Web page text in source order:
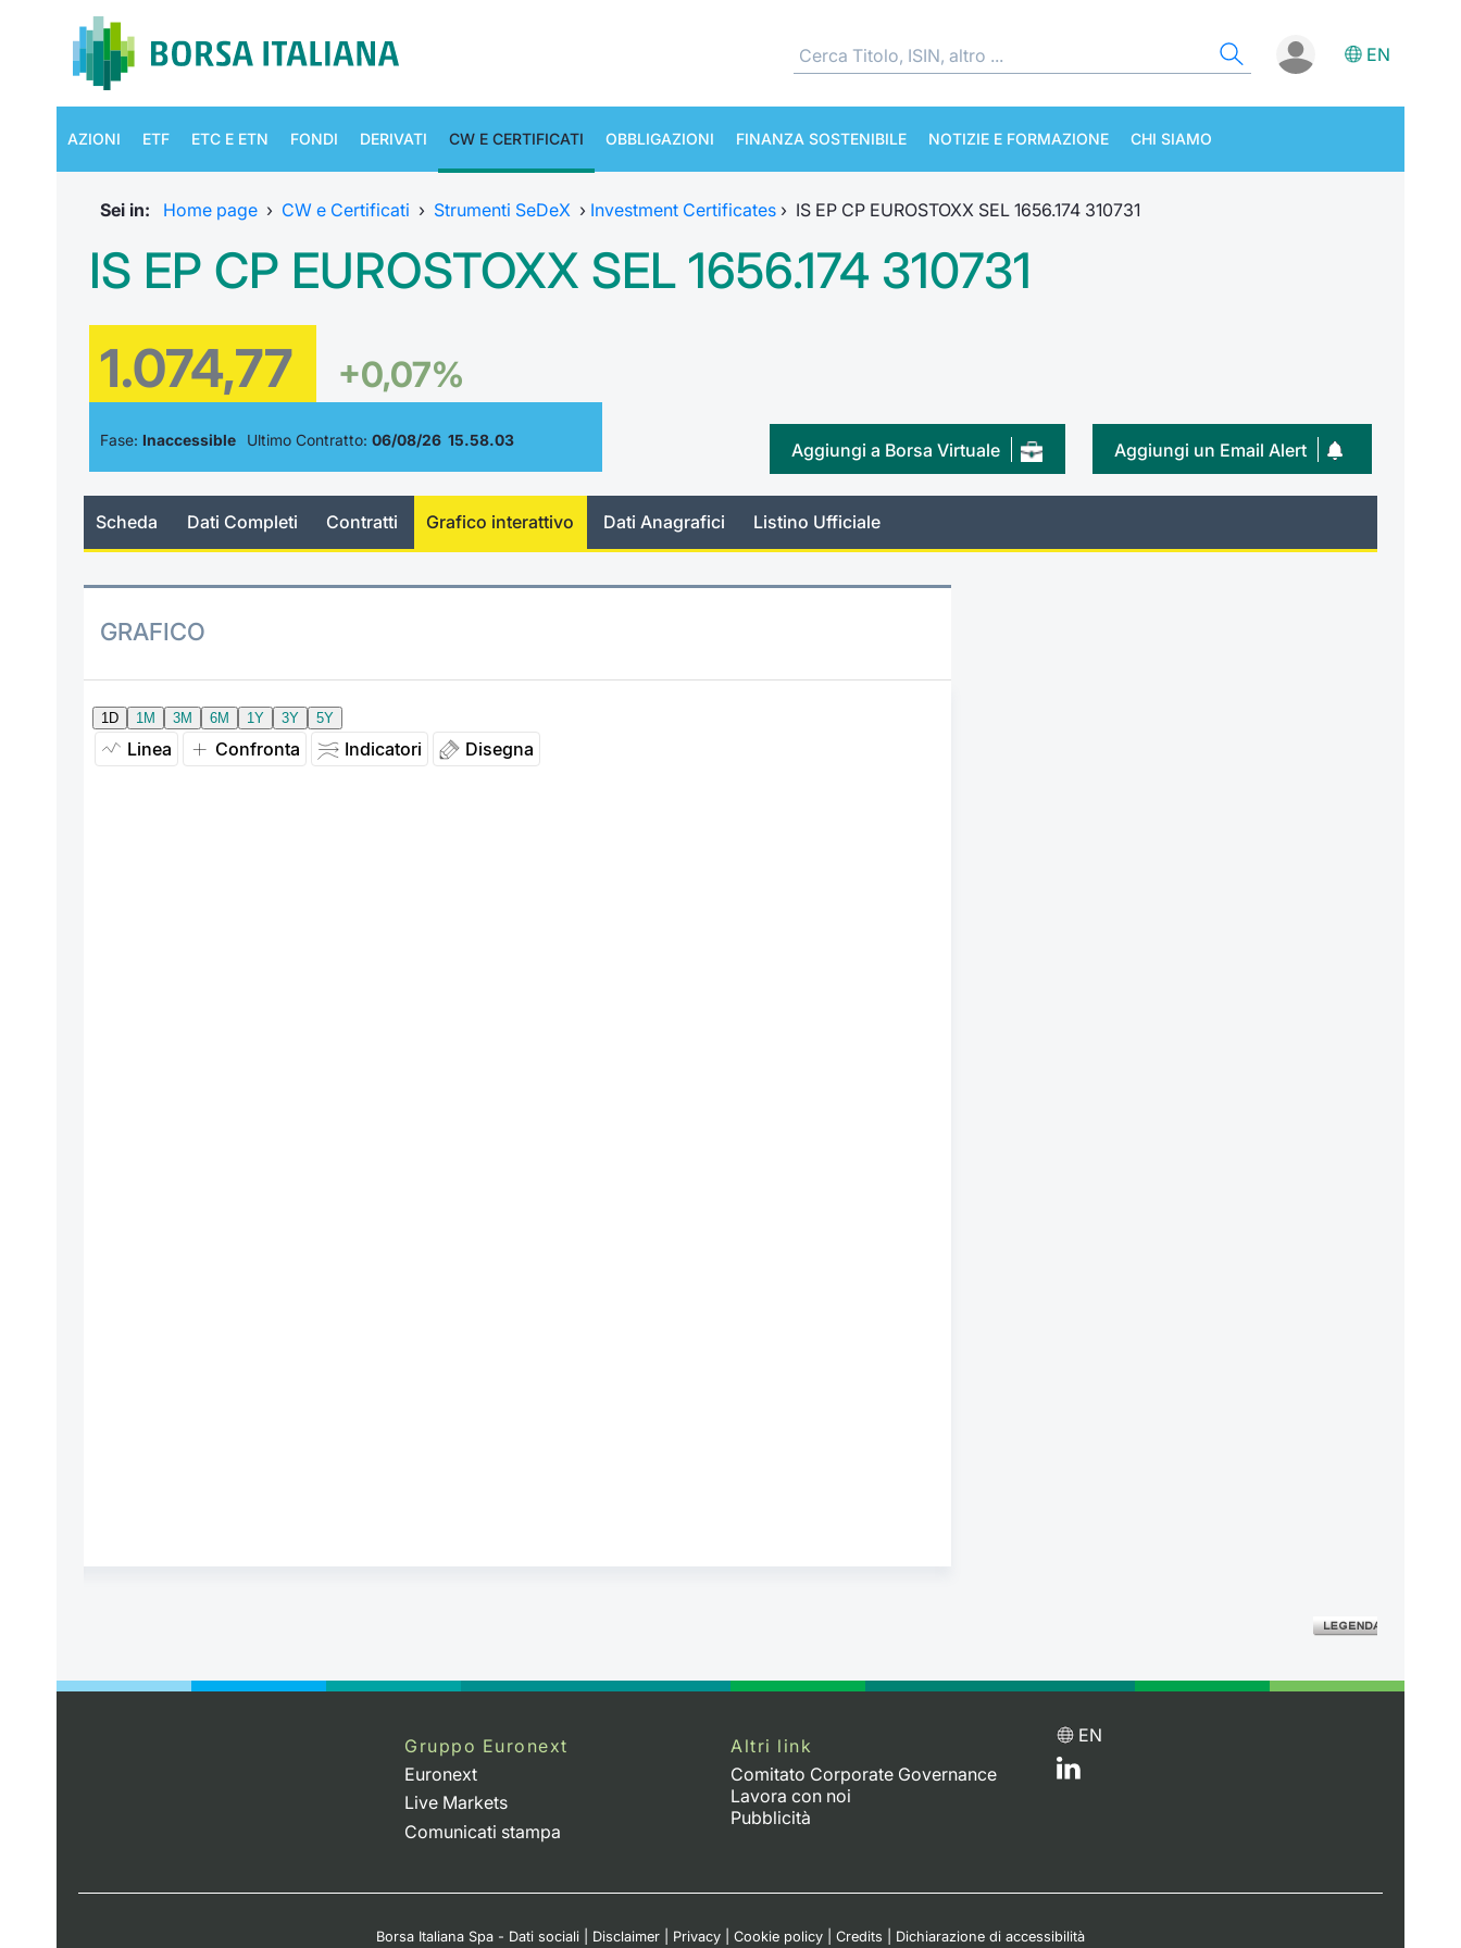
EN
AZIONI ETF ETC E ETN FONDI DERIVATI CW E CERTIFICATI OBBLIGAZIONI FINANZA SOSTENIBILE NOTIZIE E FORMAZIONE CHI SIAMO
Sei in: Home page › CW e Certificati › Strumenti SeDeX › Investment Certificates › IS EP CP EUROSTOXX SEL 1656.174 310731
IS EP CP EUROSTOXX SEL 1656.174 310731
1.074,77 +0,07%
Fase: Inaccessible Ultimo Contratto: 06/08/26 15.58.03 Aggiungi un Email Alert
Aggiungi a Borsa Virtuale
Scheda Dati Completi Contratti Grafico interattivo Dati Anagrafici Listino Ufficiale
GRAFICO
Gruppo Euronext
Euronext
Live Markets
Comunicati stampa
Altri link
Comitato Corporate Governance
Lavora con noi
Pubblicità
EN
Borsa Italiana Spa - Dati sociali Disclaimer Privacy Cookie policy Credits Dichiarazione di accessibilità